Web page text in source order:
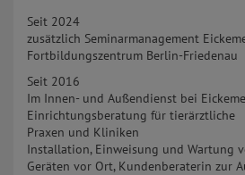
Seit 2024
zusätzlich Seminarmanagement
Fortbildungszentrum Berlin-Friedenau
Seit 2016
Im Innen- und Außendienst bei
Einrichtungsberatung für tierärztliche
Praxen und Kliniken
Installation, Einweisung und Wartung
Geräten vor Ort, Kundenberaterin zur